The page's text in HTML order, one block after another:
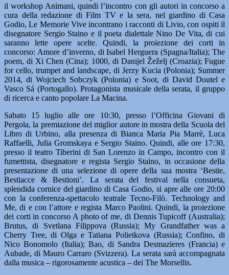
il workshop Animani, quindi l’incontro con gli autori in concorso a
cura della redazione di Film TV e la sera, nel giardino di Casa
Godio, Le Memorie Vive incontrano i racconti di Livio, con ospiti il
disegnatore Sergio Staino e il poeta dialettale Nino De Vita, di cui
saranno lette opere scelte. Quindi, la proiezione dei corti in
concorso: Amore d’inverno, di Isabel Herguera (Spagna/Italia); The
poem, di Xi Chen (Cina); 1000, di Danijel Žeželj (Croazia); Fugue
for cello, trumpet and landscape, di Jerzy Kucia (Polonia); Summer
2014, di Wojciech Sobczyk (Polonia) e Soot, di David Doutel e
Vasco Sá (Portogallo). Protagonista musicale della serata, il gruppo
di ricerca e canto popolare La Macina.
Sabato 15 luglio alle ore 10:30, presso l’Officina Giovani di
Pergola, la premiazione del miglior autore in mostra della Scuola del
Libro di Urbino, alla presenza di Bianca Maria Pia Marrè, Luca
Raffaelli, Julia Gromskaya e Sergio Staino. Quindi, alle ore 17:30,
presso il teatro Tiberini di San Lorenzo in Campo, incontro con il
fumettista, disegnatore e regista Sergio Staino, in occasione della
presentazione di una selezione di opere della sua mostra ‘Bestie,
Bestiacce & Bestioni’. La serata del festival nella consueta,
splendida cornice del giardino di Casa Godio, si apre alle ore 20:00
con la conferenza-spettacolo teatrale Tecno-Filò. Technology and
Me, di e con l’attore e regista Marco Paolini. Quindi, la proiezione
dei corti in concorso A photo of me, di Dennis Tupicoff (Australia);
Brutus, di Svetlana Filippova (Russia); My Grandfather was a
Cherry Tree, di Olga e Tatiana Polietkova (Russia); Confino, di
Nico Bonomolo (Italia); Bao, di Sandra Desmazieres (Francia) e
Aubade, di Mauro Carraro (Svizzera). La serata sarà accompagnata
dalla musica – rigorosamente acustica – dei The Morsellis.